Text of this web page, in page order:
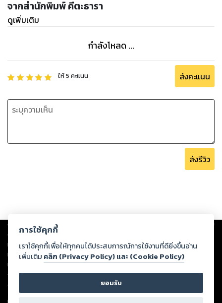
จากสำนักพิมพ์ คีตะธารา
ดูเพิ่มเติม
กำลังโหลด ...
ให้5 คะแนน ส่งคะแนน
ส่งรีวิว
Copyright © 2026
ต่อผลงานหรือเนื้อหาใดที่อัปโหลดผ่านเว็บไซต์และปรากฏว่าละเมิดสิทธิใน
ทรัพย์สินทางปัญญาของบุคคลอื่นหรือขัดต่อกฎหมายและศีลธรรม ดังนั้น ผู้อ่าน
ทุกท่านโปรดใช้วิจารณญาณในการกลั่นกรองด้วยตนเอง และหากท่านพบว่าส่วน
หนึ่งส่วนใดขัดต่อกฎหมายและศีลธรรม กรุณาแจ้งมายังบริษัท เพื่อทีมงานจะได้
ดำเนินการในทันที ทั้งนี้ ทางสตอรี่ล็อกขอสงวนลิขสิทธิ์ตามพระราชบัญญัติ
ลิขสิทธิ์ พ.ศ. 2537 (ฉบับล่าสุด)
การใช้คุกกี้
เราใช้คุกกี้เพื่อให้ทุกคนได้ประสบการณ์การใช้งานที่ดียิ่งขึ้นอ่าน
เพิ่มเติม คลิก (Privacy Policy) และ (Cookie Policy)
ยอมรับ